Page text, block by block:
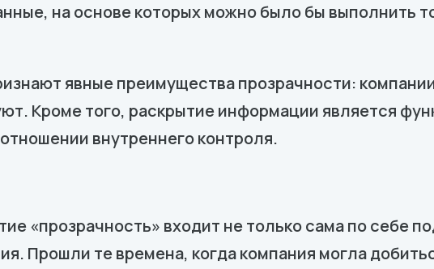
на основе которых можно было бы выполнить
явные преимущества прозрачности:
Кроме того, раскрытие информации является
внутреннего контроля.
«прозрачность» входит не только сама по себе
Прошли те времена, когда компания могла